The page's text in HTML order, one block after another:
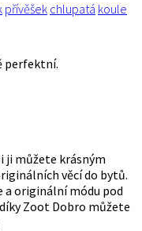
přívěšek chlupatá koule
perfektní.
ji můžete krásným
věcí do bytů.
a originální módu pod
Zoot Dobro můžete